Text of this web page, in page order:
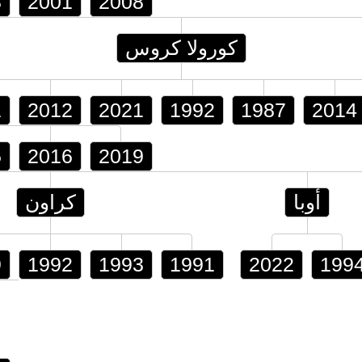
كورولا كروس
2012 2021 1992 1987 2014
2016 2019
كراون
1992 1993 1991
أوبا
2022